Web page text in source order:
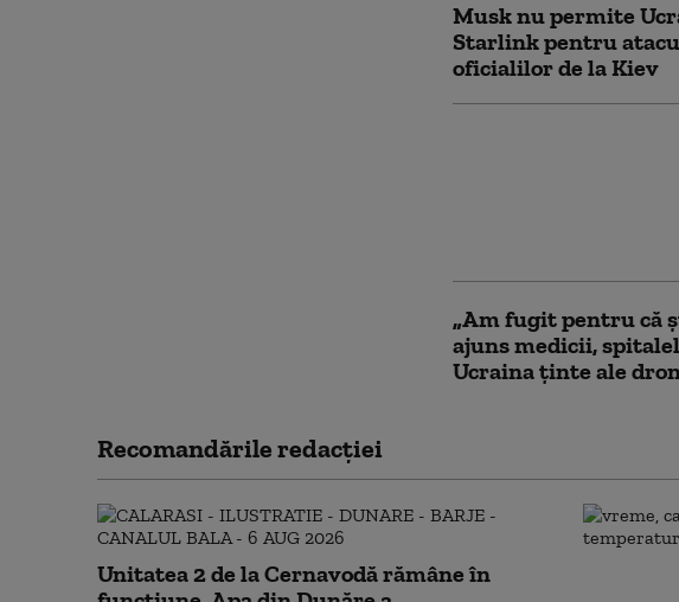
Musk nu permite
Starlink pentru
oficialilor de la Kiev
„Am fugit pentru că
ajuns medicii,
Ucraina ținte ale
Recomandările redacţiei
Unitatea 2 de la Cernavodă rămâne în